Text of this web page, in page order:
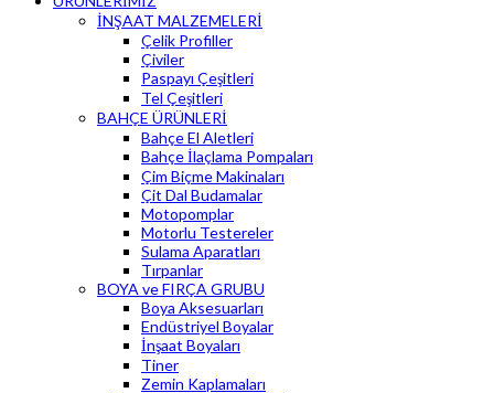
İNŞAAT MALZEMELERİ
Çelik Profiller
Çiviler
Paspayı Çeşitleri
Tel Çeşitleri
BAHÇE ÜRÜNLERİ
Bahçe El Aletleri
Bahçe İlaçlama Pompaları
Çim Biçme Makinaları
Çit Dal Budamalar
Motopomplar
Motorlu Testereler
Sulama Aparatları
Tırpanlar
BOYA ve FIRÇA GRUBU
Boya Aksesuarları
Endüstriyel Boyalar
İnşaat Boyaları
Tiner
Zemin Kaplamaları